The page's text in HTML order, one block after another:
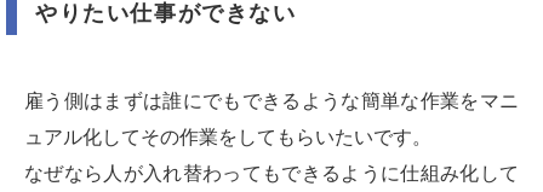
やりたい仕事ができない
雇う側はまずは誰にでもできるような簡単な作業をマニ
ュアル化してその作業をしてもらいたいです。
なぜなら人が入れ替わってもできるように仕組み化して